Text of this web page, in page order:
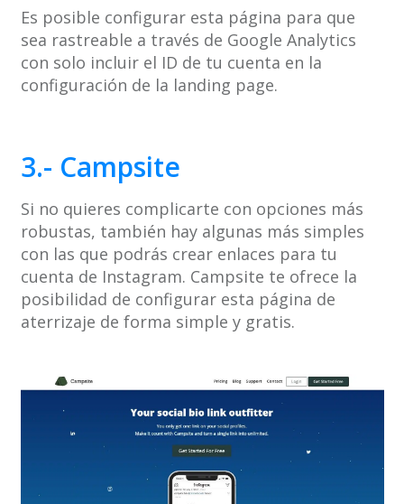
Es posible configurar esta página para que
sea rastreable a través de Google Analytics
con solo incluir el ID de tu cuenta en la
configuración de la landing page.
3.- Campsite
Si no quieres complicarte con opciones más
robustas, también hay algunas más simples
con las que podrás crear enlaces para tu
cuenta de Instagram. Campsite te ofrece la
posibilidad de configurar esta página de
aterrizaje de forma simple y gratis.